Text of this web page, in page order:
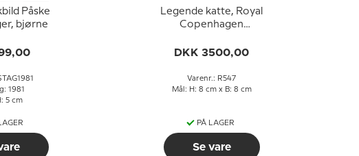
Påske
bjørne
1981
5 cm
Legende katte, Royal
Copenhagen
(meget sjælden)
DKK 3500,00
Varenr.: R547
Mål: H: 8 cm x B: 8 cm
PÅ LAGER
Se vare